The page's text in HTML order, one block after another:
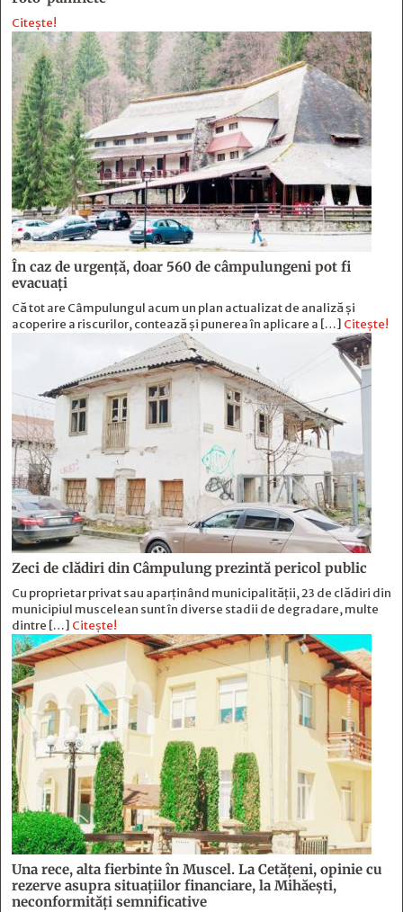
Citește!
În caz de urgență, doar 560 de câmpulungeni pot fi
evacuați
Că tot are Câmpulungul acum un plan actualizat de analiză și
acoperire a riscurilor, contează și punerea în aplicare a […] Citește!
Zeci de clădiri din Câmpulung prezintă pericol public
Cu proprietar privat sau aparținând municipalității, 23 de clădiri din
municipiul muscelean sunt în diverse stadii de degradare, multe
dintre […] Citește!
Una rece, alta fierbinte în Muscel. La Cetăţeni, opinie cu
rezerve asupra situaţiilor financiare, la Mihăeşti,
neconformităţi semnificative